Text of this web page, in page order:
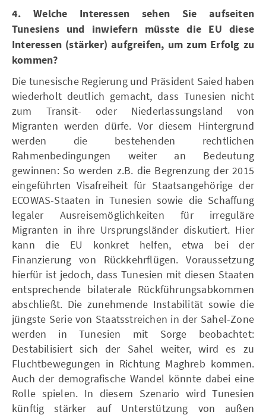
4. Welche Interessen sehen Sie aufseiten
Tunesiens und inwiefern müsste die EU diese
Interessen (stärker) aufgreifen, um zum Erfolg zu
kommen?
Die tunesische Regierung und Präsident Saied haben
wiederholt deutlich gemacht, dass Tunesien nicht
zum Transit- oder Niederlassungsland von
Migranten werden dürfe. Vor diesem Hintergrund
werden die bestehenden rechtlichen
Rahmenbedingungen weiter an Bedeutung
gewinnen: So werden z.B. die Begrenzung der 2015
eingeführten Visafreiheit für Staatsangehörige der
ECOWAS-Staaten in Tunesien sowie die Schaffung
legaler Ausreisemöglichkeiten für irreguläre
Migranten in ihre Ursprungsländer diskutiert. Hier
kann die EU konkret helfen, etwa bei der
Finanzierung von Rückkehrflügen. Voraussetzung
hierfür ist jedoch, dass Tunesien mit diesen Staaten
entsprechende bilaterale Rückführungsabkommen
abschließt. Die zunehmende Instabilität sowie die
jüngste Serie von Staatsstreichen in der Sahel-Zone
werden in Tunesien mit Sorge beobachtet:
Destabilisiert sich der Sahel weiter, wird es zu
Fluchtbewegungen in Richtung Maghreb kommen.
Auch der demografische Wandel könnte dabei eine
Rolle spielen. In diesem Szenario wird Tunesien
künftig stärker auf Unterstützung von außen